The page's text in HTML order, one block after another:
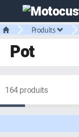
Produits
Pot
164 produits